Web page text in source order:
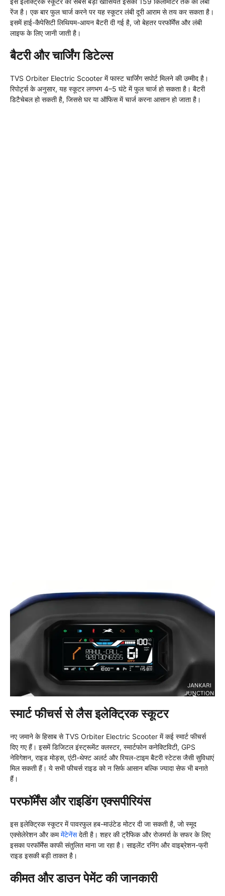
रेंज है। एक बार फुल चार्ज करने पर यह स्कूटर लंबी दूरी आराम से तय कर सकता है।
इसमें हाई-कैपेसिटी लिथियम-आयन बैटरी दी गई है, जो बेहतर परफॉर्मेंस और लंबी
लाइफ के लिए जानी जाती है।
बैटरी और चार्जिंग डिटेल्स
TVS Orbiter Electric Scooter में फास्ट चार्जिंग सपोर्ट मिलने की उम्मीद है।
रिपोर्ट्स के अनुसार, यह स्कूटर लगभग 4–5 घंटे में फुल चार्ज हो सकता है। बैटरी
डिटैचेबल हो सकती है, जिससे घर या ऑफिस में चार्ज करना आसान हो जाता है।
स्मार्ट फीचर्स से लैस इलेक्ट्रिक स्कूटर
नए जमाने के हिसाब से TVS Orbiter Electric Scooter में कई स्मार्ट फीचर्स
दिए गए हैं। इसमें डिजिटल इंस्ट्रूमेंट क्लस्टर, स्मार्टफोन कनेक्टिविटी, GPS
नेविगेशन, राइड मोड्स, एंटी-थेफ्ट अलर्ट और रियल-टाइम बैटरी स्टेटस जैसी सुविधाएं
मिल सकती हैं। ये सभी फीचर्स राइड को न सिर्फ आसान बल्कि ज्यादा सेफ भी बनाते
हैं।
परफॉर्मेंस और राइडिंग एक्सपीरियंस
इस इलेक्ट्रिक स्कूटर में पावरफुल हब-माउंटेड मोटर दी जा सकती है, जो स्मूद
एक्सेलेरेशन और कममेंटेनेंसदेती है। शहर की ट्रैफिक और रोजमर्रा के सफर के लिए
इसका परफॉर्मेंस काफी संतुलित माना जा रहा है। साइलेंट रनिंग और वाइब्रेशन-फ्री
राइड इसकी बड़ी ताकत है।
कीमत और डाउन पेमेंट की जानकारी